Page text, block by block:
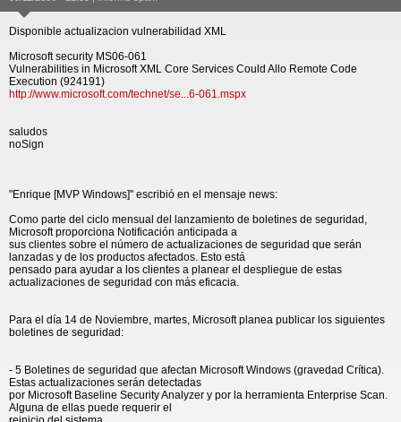
Disponible actualizacion vulnerabilidad XML
Microsoft security MS06-061
Vulnerabilities in Microsoft XML Core Services Could Allo Remote Code
Execution (924191)
http://www.microsoft.com/technet/se...6-061.mspx
saludos
noSign
"Enrique [MVP Windows]" escribió en el mensaje news:
Como parte del ciclo mensual del lanzamiento de boletines de seguridad,
Microsoft proporciona Notificación anticipada a
sus clientes sobre el número de actualizaciones de seguridad que serán
lanzadas y de los productos afectados. Esto está
pensado para ayudar a los clientes a planear el despliegue de estas
actualizaciones de seguridad con más eficacia.
Para el día 14 de Noviembre, martes, Microsoft planea publicar los siguientes
boletines de seguridad:
- 5 Boletines de seguridad que afectan Microsoft Windows (gravedad Crítica).
Estas actualizaciones serán detectadas
por Microsoft Baseline Security Analyzer y por la herramienta Enterprise Scan.
Alguna de ellas puede requerir el